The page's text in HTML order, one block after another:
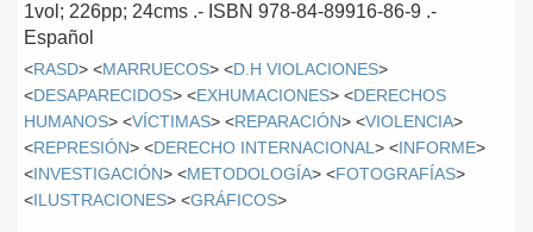
1vol; 226pp; 24cms .- ISBN 978-84-89916-86-9 .-
Español
<RASD> <MARRUECOS> <D.H VIOLACIONES>
<DESAPARECIDOS> <EXHUMACIONES> <DERECHOS
HUMANOS> <VÍCTIMAS> <REPARACIÓN> <VIOLENCIA>
<REPRESIÓN> <DERECHO INTERNACIONAL > <INFORME>
<INVESTIGACIÓN> <METODOLOGÍA> <FOTOGRAFÍAS>
<ILUSTRACIONES> <GRÁFICOS>